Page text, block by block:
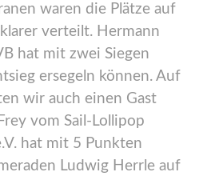
waren die Plätze auf
verteilt. Hermann
hat mit zwei Siegen
ersegeln können. Auf
wir auch einen Gast
vom Sail-Lollipop
hat mit 5 Punkten
Ludwig Herrle auf